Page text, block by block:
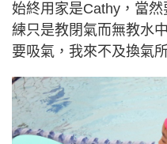
始終用家是Cathy，當
練只是教閉氣而無教水
要吸氣，我來不及換氣